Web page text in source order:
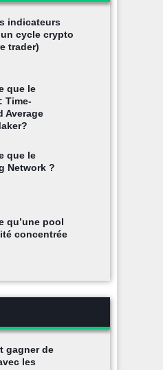
indicateurs
cycle crypto
trader)
que le
Time-
Average
que le
Network ?
qu’une pool
concentrée
gagner de
les